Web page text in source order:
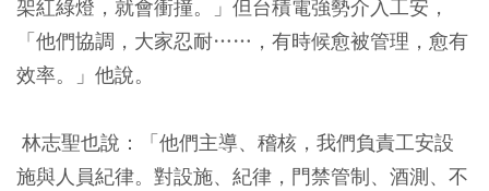
架紅綠燈，就會衝撞。」但台積電強勢介入工安，
「他們協調，大家忍耐……，有時候愈被管理，愈有
效率。」他說。
林志聖也說：「他們主導、稽核，我們負責工安設
施與人員紀律。對設施、紀律，門禁管制、酒測、不